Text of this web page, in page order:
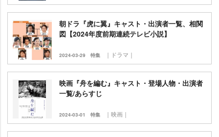
朝ドラ『虎に翼』キャスト・出演者一覧、相関
図【2024年度前期連続テレビ小説】
2024-03-29 特集 ｜ドラマ｜
映画『舟を編む』キャスト・登場人物・出演者
一覧/あらすじ
2024-03-01 特集 ｜映画｜